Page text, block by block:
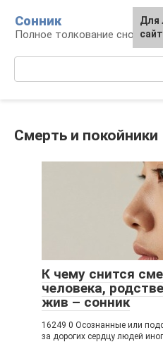
контенту
Сонник
Полное толкование снов
Смерть и покойники
К чему снится
человека,
жив – сонник
16249 0 Осознанные или
за дорогих сердцу людей
Для